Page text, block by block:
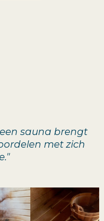
sauna brengt
met zich